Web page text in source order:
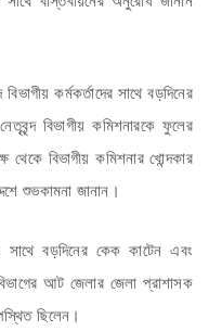
কর্মকর্তাদের সাথে বড়দিনের
বিভাগীয় কমিশনারকে ফুলের
থেকে বিভাগীয় কমিশনার খোন্দকার
শুভকামনা জানান।
সাথে বড়দিনের কেক কাটেন এবং
আট জেলার জেলা প্রাশাসক
ছিলেন।